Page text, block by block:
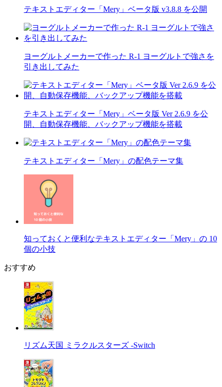
テキストエディター「Mery」ベータ版 v3.8.8 を公開
ヨーグルトメーカーで作った R-1 ヨーグルトで強さを
引き出してみた
テキストエディター「Mery」ベータ版 Ver 2.6.9 を公
開、自動保存機能、バックアップ機能を搭載
テキストエディター「Mery」の配色テーマ集
知っておくと便利なテキストエディター「Mery」の 10
個の小技
おすすめ
リズム天国 ミラクルスターズ -Switch